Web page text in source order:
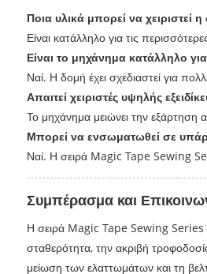
Ποια υλικά μπορεί να χειριστεί
Είναι κατάλληλο για τις
Είναι το μηχάνημα κατάλληλο
Ναί. Η δομή έχει σχεδιαστεί για
Απαιτεί χειριστές υψηλής
Το μηχάνημα μειώνει την εξάρτηση
Μπορεί να ενσωματωθεί σε
Ναί. Η σειρά Magic Tape Sewing
Συμπέρασμα και
Η σειρά Magic Tape Sewing Series
σταθερότητα, την ακριβή
μείωση των ελαττωμάτων και τη